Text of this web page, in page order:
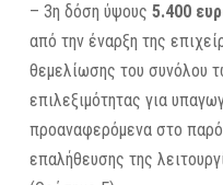
– 3η δόση ύψους 5.400
από την έναρξη της
θεμελίωσης του συνόλου
επιλεξιμότητας για
προαναφερόμενα στο
επαλήθευσης της